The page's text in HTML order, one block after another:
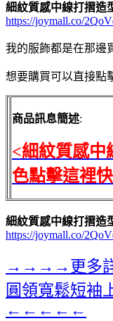
細紋質感中線打摺造
https://joymall.co/
我的服飾都是在那邊
想要購買可以直接點
商品訊息簡述:
<細紋質感中
色點擊這裡
細紋質感中線打摺造
https://joymall.co/
→→→→更多詳
圓領寬鬆短袖
←←←←←